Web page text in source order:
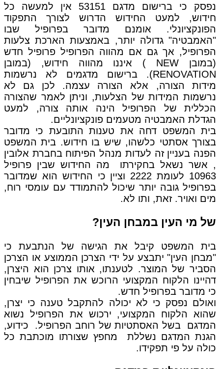
נפסק כי ברישום מדגם 53151 אין למעשה כל
חידוש, למעט החידוש הדרוש לצורך התפקוד
הפונקציונלי. אומנם מדובר בפרופיל שבו
"האמבטיה" גדולה יותר, באמצעות הארכת צלעות
הפרופיל, אך גם אם מהווה הפרופיל פרופיל חדש
(במובן NEW ) איננו מהווה חידוש, (במובן
RENOVATION). ברישום מדגמים לא נרשמות
מידות הצורה, אלא הצורה עצמה. לכן גם לא
נרשמות המידות של הצלעות, וניתן לאמר שהצורה
הכללית של הפרופיל הינה אותה צורה, למעט
הגדלת האמבטיה מטעמים פונקציונליים.
בית המשפט דחה את טענות התובעת כי מדובר
בצורך אסתטי כלשהו, שיש בו חידוש. בית המשפט
הפנה בעניין זה לעדות מנהל הפיתוח בחברת אלובין
, אשר נשאל בחקירתו מה החידוש שבין פרופיל
10963 לעומת 2222 וציין כי החידוש הוא שמדובר
בפרופיל גובה יותר שיכול להתמודד עם עומסי רוח,
מים ואויר. זאת, ותו לא.
של מי העין במבחן העין?
בית המשפט קיבל את הגישה של הנתבעת כי
"מבחן העין" יתבצע על ידי הצרכן הממוצע או הצרכן
הסביר של המוצר. לטענתו, אותו צרכן הוא היצרן,
דהיינו הלקוח המקצועי הרוכש את הפרופיל שיבחין
כי מדובר בפרופיל חדש.
ואולם נפסק כי לא יכולה להתקבל טענה כי יצרן,
שהוא הלקוח המקצועי, ירכוש את הפרופיל נשוא
המדגם בשל האסתטיות של רוחב הפרופיל. כידוע,
הגנת המדגם נשללת מחפץ שצורתו מוכתבת כל
כולה על פי תפקידו.